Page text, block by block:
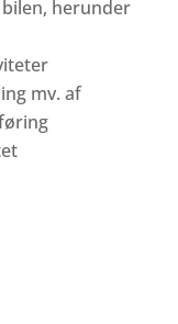
herunder
mv. af